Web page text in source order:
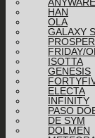
HAN
OLA
GALAXY
FRIDAY/
ISOTTA
GENESIS
ELECTA
INFINITY
PASO
DE SYM
DOLMEN